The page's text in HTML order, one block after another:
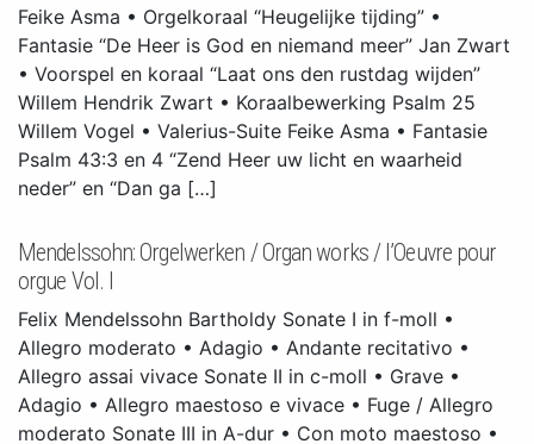
Feike Asma • Orgelkoraal “Heugelijke tijding” •
Fantasie “De Heer is God en niemand meer” Jan Zwart
• Voorspel en koraal “Laat ons den rustdag wijden”
Willem Hendrik Zwart • Koraalbewerking Psalm 25
Willem Vogel • Valerius-Suite Feike Asma • Fantasie
Psalm 43:3 en 4 “Zend Heer uw licht en waarheid
neder” en “Dan ga […]
Mendelssohn: Orgelwerken / Organ works / l’Oeuvre pour
orgue Vol. I
Felix Mendelssohn Bartholdy Sonate I in f-moll •
Allegro moderato • Adagio • Andante recitativo •
Allegro assai vivace Sonate II in c-moll • Grave •
Adagio • Allegro maestoso e vivace • Fuge / Allegro
moderato Sonate III in A-dur • Con moto maestoso •